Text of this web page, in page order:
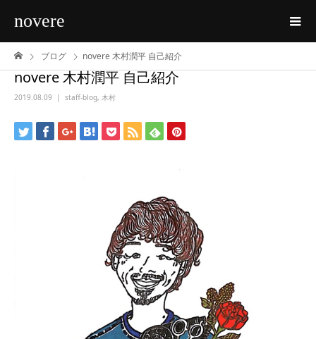
novere
ブログ novere 木村潤平 自己紹介
novere 木村潤平 自己紹介
2019.08.09 staff-blog, 木村